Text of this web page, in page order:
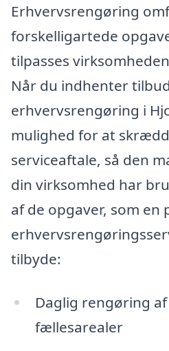
Erhvervsrengøring
forskelligartede
tilpasses
Når du indhenter
erhvervsrengøring i
mulighed for at
serviceaftale, så den
din virksomhed har
af de opgaver, som en
tilbyde:
Daglig rengøring
fællesarealer